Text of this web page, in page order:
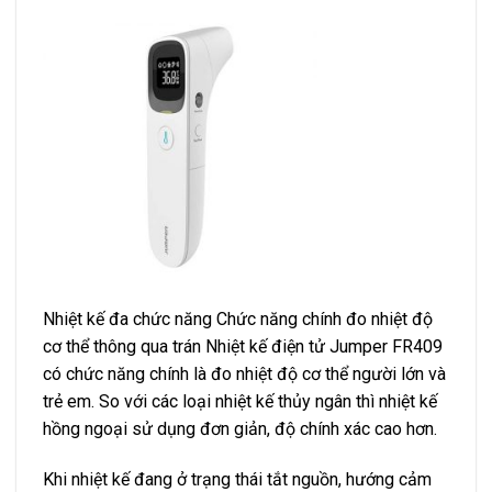
Nhiệt kế đa chức năng Chức năng chính đo nhiệt độ
cơ thể thông qua trán Nhiệt kế điện tử Jumper FR409
có chức năng chính là đo nhiệt độ cơ thể người lớn và
trẻ em. So với các loại nhiệt kế thủy ngân thì nhiệt kế
hồng ngoại sử dụng đơn giản, độ chính xác cao hơn.
Khi nhiệt kế đang ở trạng thái tắt nguồn, hướng cảm